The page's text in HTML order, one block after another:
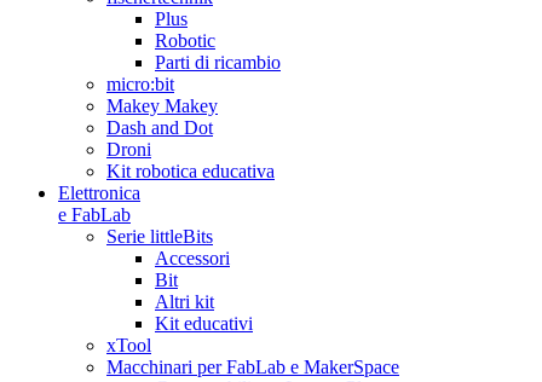
Plus
Robotic
Parti di ricambio
micro:bit
Makey Makey
Dash and Dot
Droni
Kit robotica educativa
Elettronica
e FabLab
Serie littleBits
Accessori
Bit
Altri kit
Kit educativi
xTool
Macchinari per FabLab e MakerSpace